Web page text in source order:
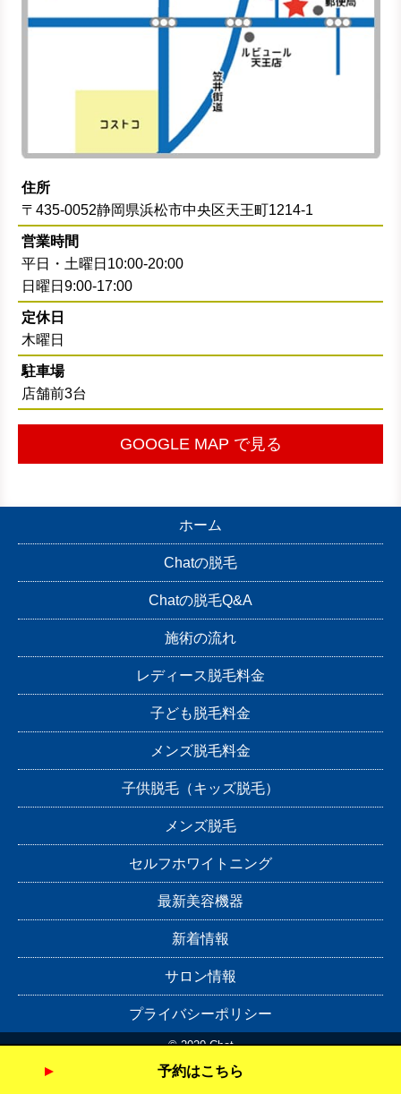
予約はこちら
住所
〒435-0052静岡県浜松市中央区天王町1214-1
営業時間
平日・土曜日10:00-20:00
日曜日9:00-17:00
定休日
木曜日
駐車場
店舗前3台
GOOGLE MAP で見る
ホーム
Chatの脱毛
Chatの脱毛Q&A
施術の流れ
レディース脱毛料金
子ども脱毛料金
メンズ脱毛料金
子供脱毛（キッズ脱毛）
メンズ脱毛
セルフホワイトニング
最新美容機器
新着情報
サロン情報
プライバシーポリシー
© 2020 Chat